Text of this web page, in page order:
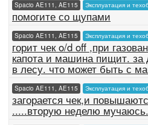
Spacio AE111, AE115 Эксплуатация и
помогите со щупами
Spacio AE111, AE115 Эксплуатация и
горит чек o/d off ,при
капота и машина пищит. за
в лесу. что может быть с
Spacio AE111, AE115 Эксплуатация и
загорается чек,и
.....вторую неделю